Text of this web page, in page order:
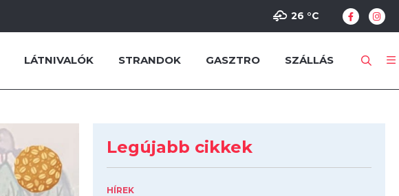
26 °C
LÁTNIVALÓK STRANDOK GASZTRO SZÁLLÁS
Legújabb cikkek
HÍREK